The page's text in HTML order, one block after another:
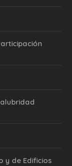
y de Edificios